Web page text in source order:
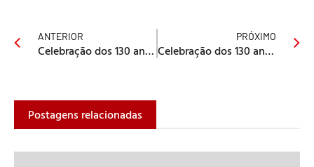
ANTERIOR
Celebração dos 130 anos da SMM
PRÓXIMO
Celebração dos 130 anos das Sociedades Metodistas de Mulheres
Postagens relacionadas